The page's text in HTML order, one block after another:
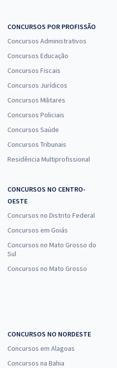
CONCURSOS POR PROFISSÃO
Concursos Administrativos
Concursos Educação
Concursos Fiscais
Concursos Jurídicos
Concursos Militares
Concursos Policiais
Concursos Saúde
Concursos Tribunais
Residência Multiprofissional
CONCURSOS NO CENTRO-
OESTE
Concursos no Distrito Federal
Concursos em Goiás
Concursos no Mato Grosso do
Sul
Concursos no Mato Grosso
CONCURSOS NO NORDESTE
Concursos em Alagoas
Concursos na Bahia